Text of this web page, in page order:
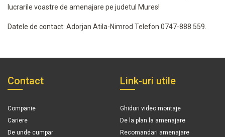
lucrarile voastre de amenajare pe judetul Mures!
Datele de contact: Adorjan Atila-Nimrod Telefon 0747-888.559.
Contact
Companie
Cariere
De unde cumpar
Link-uri utile
Ghiduri video montaje
De la plan la amenajare
Recomandari amenajare